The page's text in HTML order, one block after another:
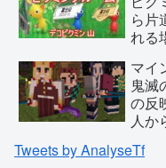
ら片
れる
マイ
鬼滅
の反
人か
Tweets by AnalyseTf